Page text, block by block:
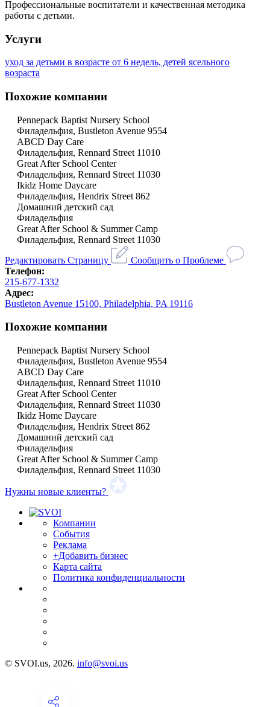
Профессиональные воспитатели и качественная методика
работы с детьми.
Услуги
уход за детьми в возрасте от 6 недель, детей ясельного
возраста
Похожие компании
Pennepack Baptist Nursery School
Филадельфия, Bustleton Avenue 9554
ABCD Day Care
Филадельфия, Rennard Street 11010
Great After School Center
Филадельфия, Rennard Street 11030
Ikidz Home Daycare
Филадельфия, Hendrix Street 862
Домашний детский сад
Филадельфия
Great After School & Summer Camp
Филадельфия, Rennard Street 11030
Редактировать Страницу
Сообщить о Проблеме
Телефон:
215-677-1332
Адрес:
Bustleton Avenue 15100, Philadelphia, PA 19116
Похожие компании
Pennepack Baptist Nursery School
Филадельфия, Bustleton Avenue 9554
ABCD Day Care
Филадельфия, Rennard Street 11010
Great After School Center
Филадельфия, Rennard Street 11030
Ikidz Home Daycare
Филадельфия, Hendrix Street 862
Домашний детский сад
Филадельфия
Great After School & Summer Camp
Филадельфия, Rennard Street 11030
Нужны новые клиенты?
Компании
События
Реклама
+Добавить бизнес
Карта сайта
Политика конфиденциальности
© SVOI.us, 2026. info@svoi.us